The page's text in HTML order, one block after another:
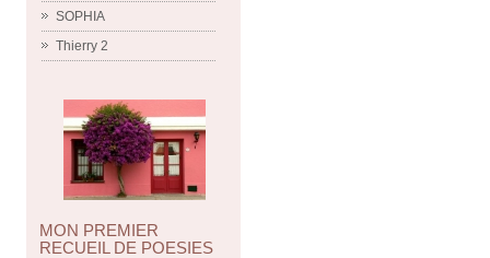
SOPHIA
Thierry 2
MON PREMIER
RECUEIL DE POESIES